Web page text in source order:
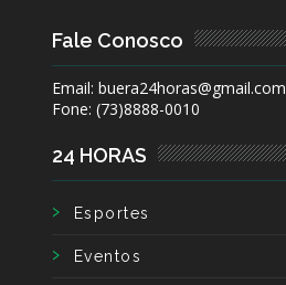
Fale Conosco
Email: buera24horas@gmail.com
Fone: (73)8888-0010
24 HORAS
Esportes
Eventos